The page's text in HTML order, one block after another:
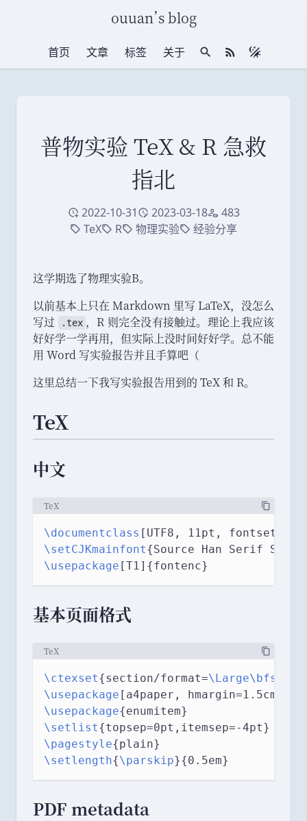
ouuan’s blog
首页 文章 标签 关于 站内搜索RSS 订阅
普物实验 TeX & R 急救
指北
创建于
2022-10-31修改于
2023-03-18访问量
483
标签TeX标签
R标签物理实验标签经验分享
这学期选了物理实验B。
以前基本上只在 Markdown 里写 LaTeX， 没怎么
写过
.tex ， R 则完全没有接触过。 理论上我应该
好好学一学再用， 但实际上没时间好好学。 总不能
用 Word 写实验报告并且手算吧 （
这里总结一下我写实验报告用到的 TeX 和 R。
TeX
中文
TeX
\documentclass [UTF8, 11pt,
\setCJKmainfont{Source Han Serif SC}
\usepackage [T1]{fontenc}
基本页面格式
TeX
\ctexset{section/format=
\usepackage [a4paper, hmargin=1.5cm,
\usepackage{enumitem}
\setlist{topsep=0pt,itemsep=-4pt}
\pagestyle{plain}
\setlength{\parskip}{0.5em}
PDF metadata